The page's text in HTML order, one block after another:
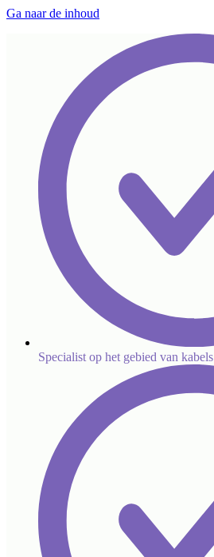
Ga naar de inhoud
Specialist op het gebied van kabels